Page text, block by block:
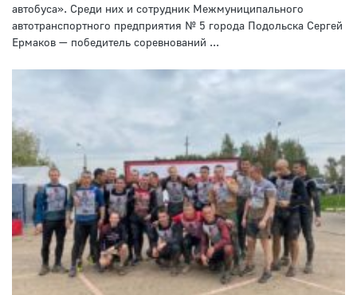
автобуса». Среди них и сотрудник Межмуниципального
автотранспортного предприятия № 5 города Подольска Сергей
Ермаков — победитель соревнований ...